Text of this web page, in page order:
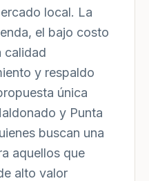
local. La
el bajo costo
calidad
y respaldo
única
y Punta
buscan una
aquellos que
alto valor